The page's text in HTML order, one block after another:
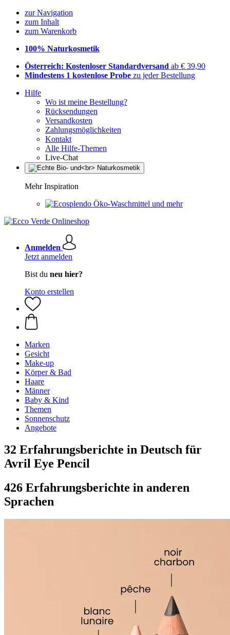
zur Navigation
zum Inhalt
zum Warenkorb
100% Naturkosmetik
Österreich: Kostenloser Standardversand ab € 39,90
Mindestens 1 kostenlose Probe zu jeder Bestellung
Hilfe
Wo ist meine Bestellung?
Rücksendungen
Versandkosten
Zahlungsmöglichkeiten
Kontakt
Alle Hilfe-Themen
Live-Chat
Mehr Inspiration
Öko-Waschmittel und mehr
Anmelden
Jetzt anmelden
Bist du neu hier?
Konto erstellen
Marken
Gesicht
Make-up
Körper & Bad
Haare
Männer
Baby & Kind
Themen
Sonnenschutz
Angebote
32 Erfahrungsberichte in Deutsch für
Avril Eye Pencil
426 Erfahrungsberichte in anderen
Sprachen